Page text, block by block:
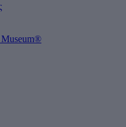
Museum®